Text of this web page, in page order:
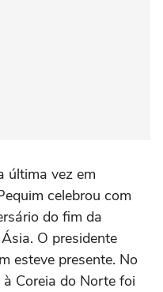
última vez em
celebrou com
do fim da
O presidente
esteve presente. No
Coreia do Norte foi